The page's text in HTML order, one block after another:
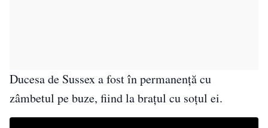
Ducesa de Sussex a fost în permanență cu
zâmbetul pe buze, fiind la braţul cu soțul ei.